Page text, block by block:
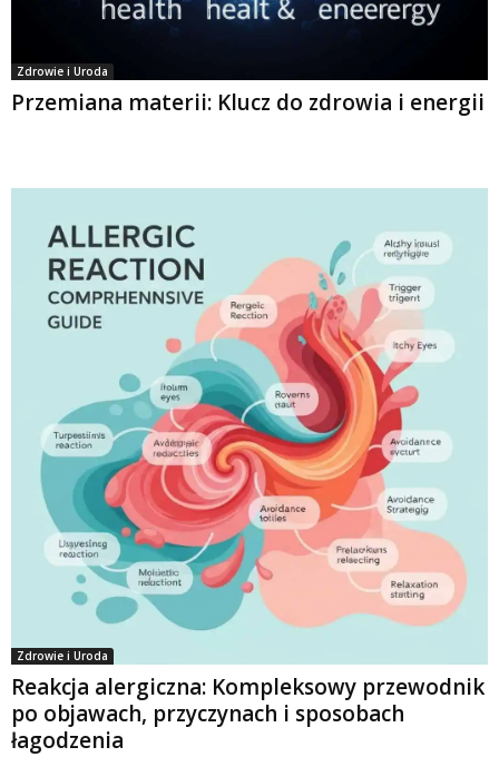
Zdrowie i Uroda
Przemiana materii: Klucz do zdrowia i energii
Zdrowie i Uroda
Reakcja alergiczna: Kompleksowy przewodnik
po objawach, przyczynach i sposobach
łagodzenia